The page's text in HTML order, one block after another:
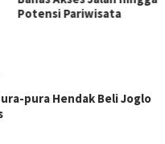
Pariwisata
pura Hendak Beli Joglo